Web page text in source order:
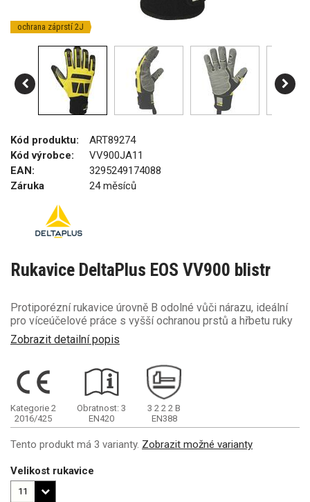
ochrana záprstí 2J
Kód produktu:
ART89274
Kód výrobce:
VV900JA11
EAN:
3295249174088
Záruka
24 měsíců
Rukavice DeltaPlus EOS VV900 blistr
Protiporézní rukavice úrovně B odolné vůči nárazu, ideální
pro víceúčelové práce s vyšší ochranou prstů a hřbetu ruky
Zobrazit detailní popis
Kategorie 2
2016/425
Obratnost: 3
EN420
3 2 2 2 B
EN388
Tento produkt má 3 varianty. Zobrazit možné varianty
Velikost rukavice